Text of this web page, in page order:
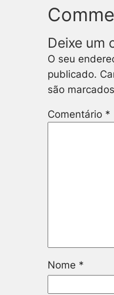
Deixe um
O seu
publicado.
são
Comentário *
Nome *